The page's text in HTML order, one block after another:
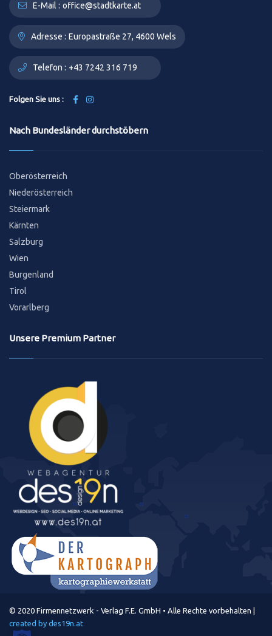
E-Mail : office@stadtkarte.at
Adresse : Europastraße 27, 4600 Wels
Telefon : +43 7242 316 719
Folgen Sie uns :
Nach Bundesländer durchstöbern
Oberösterreich
Niederösterreich
Steiermark
Kärnten
Salzburg
Wien
Burgenland
Tirol
Vorarlberg
Unsere Premium Partner
© 2020 Firmennetzwerk - Verlag F.E. GmbH • Alle Rechte vorbehalten |
created by des19n.at